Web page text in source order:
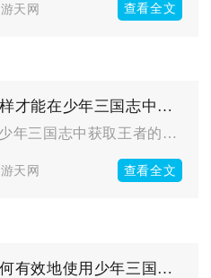
游天网 查看全文
怎样才能在少年三国志中取得王者的荣耀
在少年三国志中获取王者的荣耀，核心在于统筹阵容养成、深耕王者...
游天网 查看全文
如何有效地使用少年三国志中的元宝